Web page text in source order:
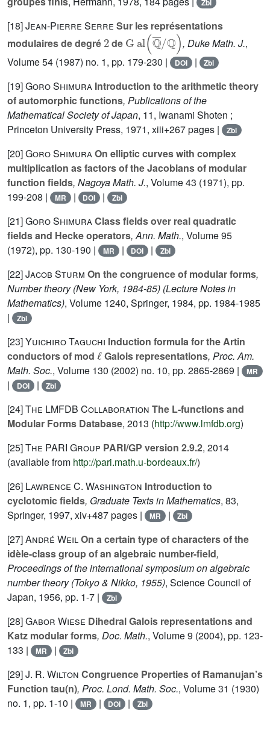
Zbl
[18]Jean-Pierre Serre Sur les représentations
modulaires de degré
2
de
G al(ℚ¯/ℚ)
, Duke Math. J.,
Volume 54 (1987) no. 1, pp. 179-230 | DOI | Zbl
[19]Goro Shimura Introduction to the arithmetic theory
of automorphic functions, Publications of the
Mathematical Society of Japan, 11, Iwanami Shoten ;
Princeton University Press, 1971, xiii+267 pages |
Zbl
[20]Goro ShimuraOn elliptic curves with complex
multiplication as factors of the Jacobians of modular
function fields, Nagoya Math. J., Volume 43 (1971), pp.
199-208 |
MR | DOI | Zbl
[21]Goro ShimuraClass fields over real quadratic
fields and Hecke operators, Ann. Math., Volume 95
(1972), pp. 130-190 |
MR | DOI | Zbl
[22]Jacob Sturm On the congruence of modular forms,
Number theory (New York, 1984-85) (Lecture Notes in
Mathematics), Volume 1240, Springer, 1984, pp. 1984-1985
|
Zbl
[23]Yuichiro Taguchi Induction formula for the Artin
conductors of mod
ℓ
Galois representations, Proc. Am.
Math. Soc., Volume 130 (2002) no. 10, pp. 2865-2869 | MR
| DOI | Zbl
[24]The LMFDB Collaboration The L-functions and
Modular Forms Database, 2013 (http://www.lmfdb.org)
[25]The PARI Group PARI/GP version 2.9.2, 2014
(available from http://pari.math.u-bordeaux.fr/)
[26] Lawrence C. Washington Introduction to
cyclotomic fields, Graduate Texts in Mathematics, 83,
Springer, 1997, xiv+487 pages |
MR | Zbl
[27]André WeilOn a certain type of characters of the
idèle-class group of an algebraic number-field,
Proceedings of the international symposium on algebraic
number theory (Tokyo & Nikko, 1955), Science Council of
Japan, 1956, pp. 1-7 |
Zbl
[28]Gabor Wiese Dihedral Galois representations and
Katz modular forms, Doc. Math., Volume 9 (2004), pp. 123-
133 |
MR | Zbl
[29]J. R. Wilton Congruence Properties of Ramanujan’s
Function tau(n), Proc. Lond. Math. Soc., Volume 31 (1930)
no. 1, pp. 1-10 |
MR | DOI | Zbl